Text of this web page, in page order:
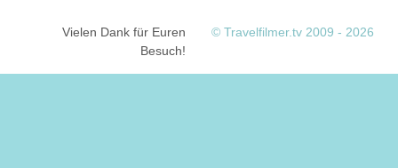
Vielen Dank für Euren
Besuch!
© Travelfilmer.tv 2009 - 2026